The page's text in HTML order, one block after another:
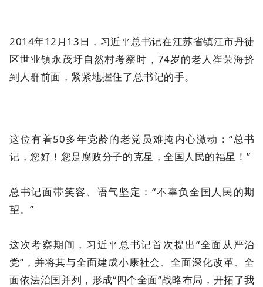
2014年12月13日，习近平总书记在江苏省镇江市丹徒
区世业镇永茂圩自然村考察时，74岁的老人崔荣海挤
到人群前面，紧紧地握住了总书记的手。
这位有着50多年党龄的老党员难掩内心激动：“总书
记，您好！您是腐败分子的克星，全国人民的福星！”
总书记面带笑容、语气坚定：“不辜负全国人民的期
望。”
这次考察期间，习近平总书记首次提出“全面从严治
党”，并将其与全面建成小康社会、全面深化改革、全
面依法治国并列，形成“四个全面”战略布局，开拓了我